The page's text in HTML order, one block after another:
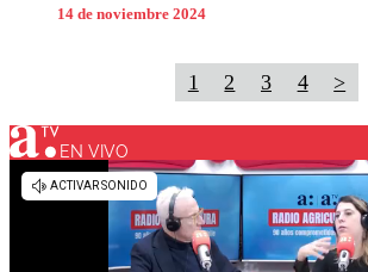
14 de noviembre 2024
1 2 3 4 >
EN VIVO